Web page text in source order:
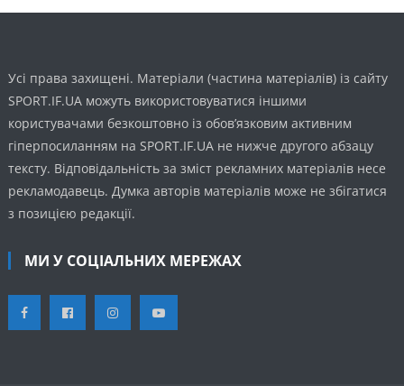
Усі права захищені. Матеріали (частина матеріалів) із сайту
SPORT.IF.UA можуть використовуватися іншими
користувачами безкоштовно із обов’язковим активним
гіперпосиланням на SPORT.IF.UA не нижче другого абзацу
тексту. Відповідальність за зміст рекламних матеріалів несе
рекламодавець. Думка авторів матеріалів може не збігатися
з позицією редакції.
МИ У СОЦІАЛЬНИХ МЕРЕЖАХ